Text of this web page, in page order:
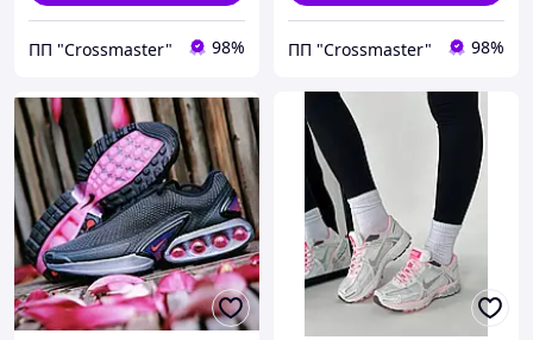
ПП "Crossmaster" 98% ПП "Crossmaster" 98%